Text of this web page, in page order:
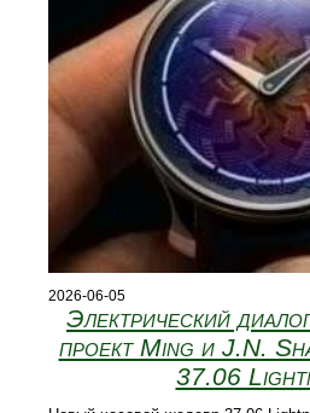
2026-06-05
Электрический
проект Ming и J.N.
37.06